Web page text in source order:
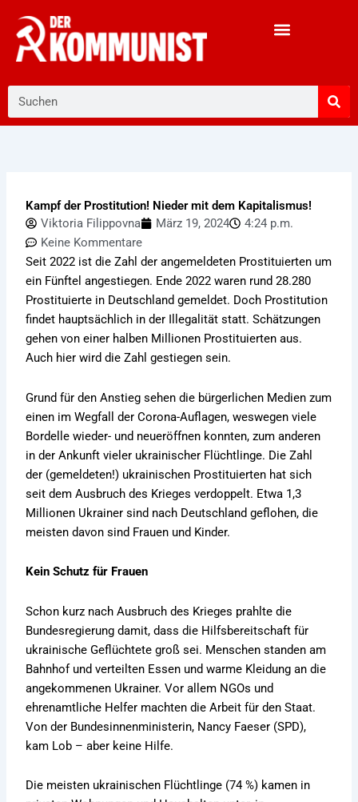
Inhalt
springen
Kampf der Prostitution! Nieder mit dem Kapitalismus!
Viktoria Filippovna
März 19, 2024
4:24 p.m.
Keine Kommentare
Seit 2022 ist die Zahl der angemeldeten Prostituierten um
ein Fünftel angestiegen. Ende 2022 waren rund 28.280
Prostituierte in Deutschland gemeldet. Doch Prostitution
findet hauptsächlich in der Illegalität statt. Schätzungen
gehen von einer halben Millionen Prostituierten aus.
Auch hier wird die Zahl gestiegen sein.
Grund für den Anstieg sehen die bürgerlichen Medien zum
einen im Wegfall der Corona-Auflagen, weswegen viele
Bordelle wieder- und neueröffnen konnten, zum anderen
in der Ankunft vieler ukrainischer Flüchtlinge. Die Zahl
der (gemeldeten!) ukrainischen Prostituierten hat sich
seit dem Ausbruch des Krieges verdoppelt. Etwa 1,3
Millionen Ukrainer sind nach Deutschland geflohen, die
meisten davon sind Frauen und Kinder.
Kein Schutz für Frauen
Schon kurz nach Ausbruch des Krieges prahlte die
Bundesregierung damit, dass die Hilfsbereitschaft für
ukrainische Geflüchtete groß sei. Menschen standen am
Bahnhof und verteilten Essen und warme Kleidung an die
angekommenen Ukrainer. Vor allem NGOs und
ehrenamtliche Helfer machten die Arbeit für den Staat.
Von der Bundesinnenministerin, Nancy Faeser (SPD),
kam Lob – aber keine Hilfe.
Die meisten ukrainischen Flüchtlinge (74 %) kamen in